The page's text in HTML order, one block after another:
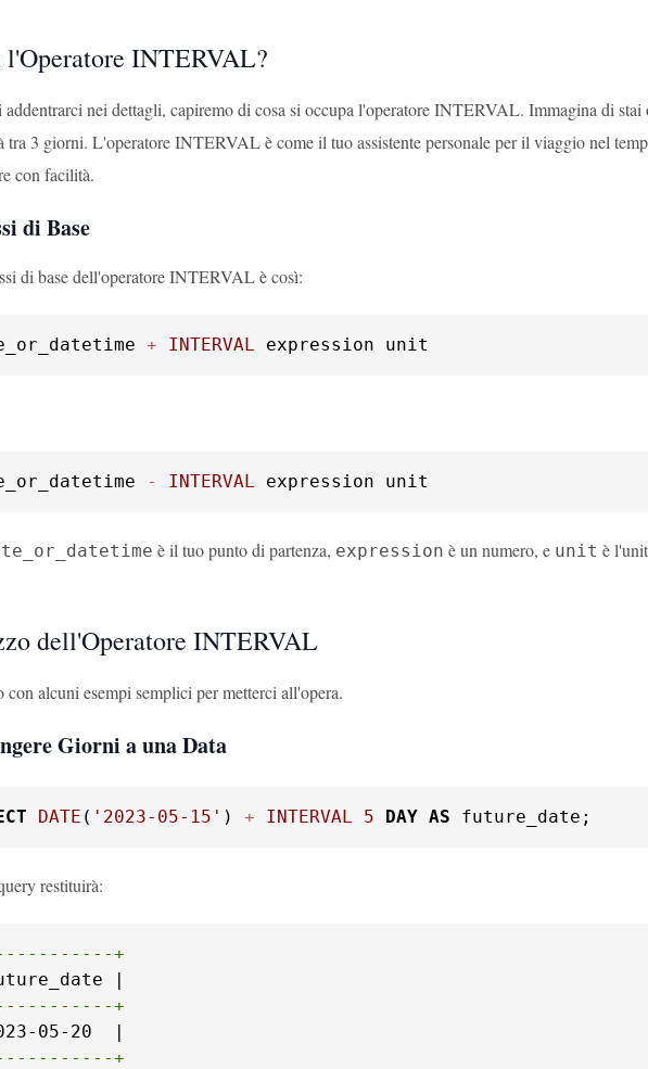
l'Operatore INTERVAL?
addentrarci nei dettagli, capiremo di cosa si occupa l'operatore INTERVAL. Immagina di stai
tra 3 giorni. L'operatore INTERVAL è come il tuo assistente personale per il viaggio nel
con facilità.
di Base
di base dell'operatore INTERVAL è così:
+ INTERVAL expression unit
- INTERVAL expression unit
è il tuo punto di partenza, expression è un numero, e unit è
dell'Operatore INTERVAL
con alcuni esempi semplici per metterci all'opera.
Giorni a una Data
DATE ( '2023-05-15' ) + INTERVAL 5 DAY AS future_date;
restituirà:
+
+
+